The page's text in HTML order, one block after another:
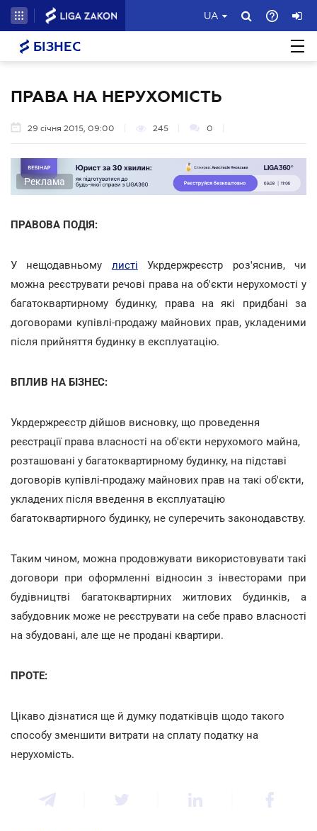
UA
БІЗНЕС
ПРАВА НА НЕРУХОМІСТЬ
29 січня 2015, 09:00 245 0
Реклама
ПРАВОВА ПОДІЯ:
У нещодавньому листі Укрдержреєстр роз'яснив, чи
можна реєструвати речові права на об'єкти нерухомості у
багатоквартирному будинку, права на які придбані за
договорами купівлі-продажу майнових прав, укладеними
після прийняття будинку в експлуатацію.
ВПЛИВ НА БІЗНЕС:
Укрдержреєстр дійшов висновку, що проведення
реєстрації права власності на об'єкти нерухомого майна,
розташовані у багатоквартирному будинку, на підставі
договорів купівлі-продажу майнових прав на такі об'єкти,
укладених після введення в експлуатацію
багатоквартирного будинку, не суперечить законодавству.
Таким чином, можна продовжувати використовувати такі
договори при оформленні відносин з інвесторами при
будівництві багатоквартирних житлових будинків, а
забудовник може не реєструвати на себе право власності
на збудовані, але ще не продані квартири.
ПРОТЕ:
Цікаво дізнатися ще й думку податківців щодо такого
способу зменшити витрати на сплату податку на
нерухомість.